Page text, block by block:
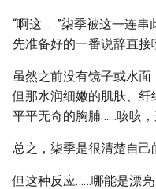
“啊这……”柒季被这一连
先准备好的一番说辞直接
虽然之前没有镜子或水面
但那水润细嫩的肌肤、纤
平平无奇的胸脯……咳咳
总之，柒季是很清楚自己
但这种反应……哪能是漂